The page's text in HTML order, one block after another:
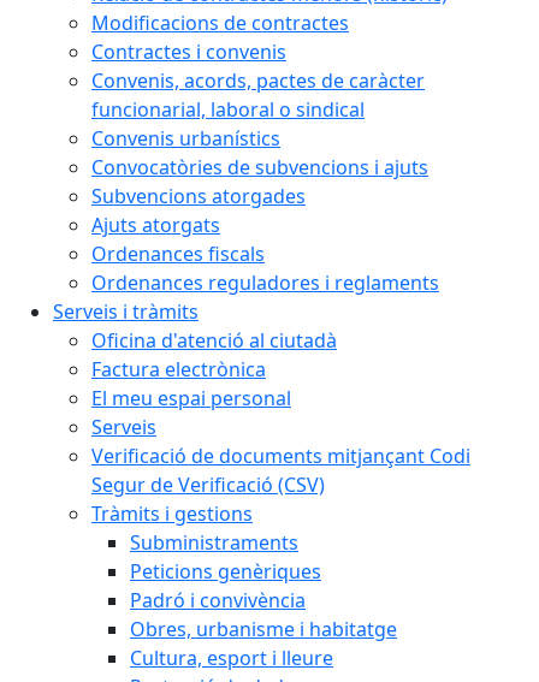
Modificacions de contractes
Contractes i convenis
Convenis, acords, pactes de caràcter
funcionarial, laboral o sindical
Convenis urbanístics
Convocatòries de subvencions i ajuts
Subvencions atorgades
Ajuts atorgats
Ordenances fiscals
Ordenances reguladores i reglaments
Serveis i tràmits
Oficina d'atenció al ciutadà
Factura electrònica
El meu espai personal
Serveis
Verificació de documents mitjançant Codi
Segur de Verificació (CSV)
Tràmits i gestions
Subministraments
Peticions genèriques
Padró i convivència
Obres, urbanisme i habitatge
Cultura, esport i lleure